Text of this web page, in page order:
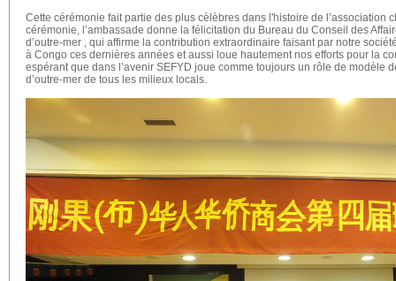
Cette cérémonie fait partie des plus cèlèbres dans l'histoire de l’association
cérémonie, l’ambassade donne la félicitation du Bureau du Conseil des
d’outre-mer , qui affirme la contribution extraordinaire faisant par notre
à Congo ces dernières années et aussi loue hautement nos efforts pour la
espérant que dans l’avenir SEFYD joue comme toujours un rôle de modèle
d’outre-mer de tous les milieux locals.